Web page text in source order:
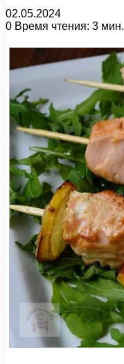
02.05.2024
0 Время чтения: 3 мин.